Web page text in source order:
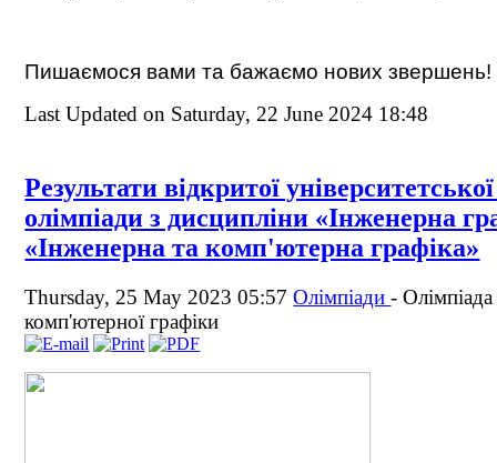
Пишаємося вами та бажаємо нових звершень!
Last Updated on Saturday, 22 June 2024 18:48
Результати відкритої
олімпіади з дисципліни «Інженерна
«Інженерна та комп'ютерна графіка»
Thursday, 25 May 2023 05:57Олімпіади-
комп'ютерної графіки